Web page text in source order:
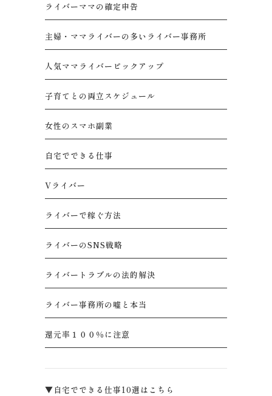
ライバーママの確定申告
主婦・ママライバーの多いライバー事務所
人気ママライバーピックアップ
子育てとの両立スケジュール
女性のスマホ副業
自宅でできる仕事
Vライバー
ライバーで稼ぐ方法
ライバーのSNS戦略
ライバートラブルの法的解決
ライバー事務所の嘘と本当
還元率１００％に注意
▼自宅でできる仕事10選はこちら